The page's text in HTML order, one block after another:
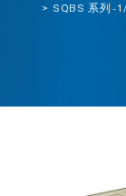
SQBS 系列 -